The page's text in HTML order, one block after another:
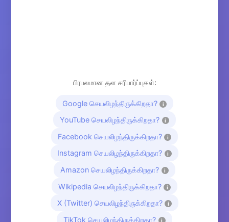
பிரபலமான தள சரிபார்ப்புகள்:
Google செயலிழந்திருக்கிறதா? i
YouTube செயலிழந்திருக்கிறதா? i
Facebook செயலிழந்திருக்கிறதா? i
Instagram செயலிழந்திருக்கிறதா? i
Amazon செயலிழந்திருக்கிறதா? i
Wikipedia செயலிழந்திருக்கிறதா? i
X (Twitter) செயலிழந்திருக்கிறதா? i
TikTok செயலிழந்திருக்கிறதா? i